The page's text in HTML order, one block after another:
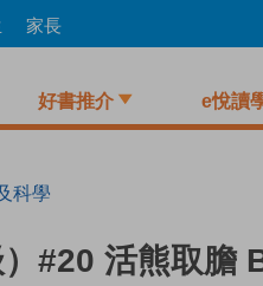
家長
好書推介 e悅讀
科學
）#20 活熊取